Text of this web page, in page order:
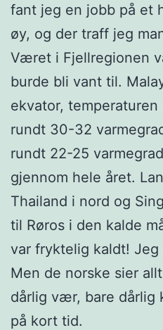
fant jeg en jobb på et
øy, og der traff jeg
Været i Fjellregionen
burde bli vant til.
ekvator,
rundt 30-32
rundt 22-25
gjennom hele året.
Thailand i nord og
til Røros i den kalde
var fryktelig kaldt!
Men de norske sier
dårlig vær, bare
på kort tid.